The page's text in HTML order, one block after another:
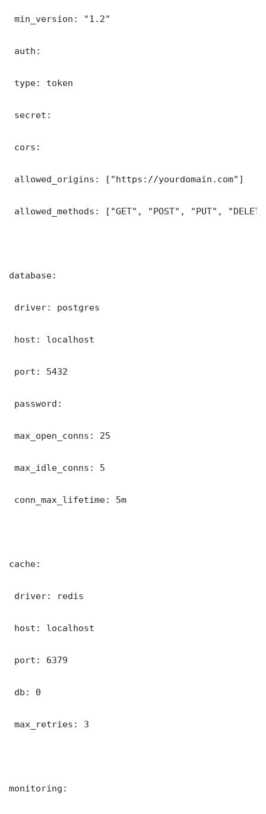
min_version: "1.2"
auth:
type: token
secret:
cors:
allowed_origins: ["https://yourdomain.com"]
allowed_methods: ["GET", "POST", "PUT",
database:
driver: postgres
host: localhost
port: 5432
password:
max_open_conns: 25
max_idle_conns: 5
conn_max_lifetime: 5m
cache:
driver: redis
host: localhost
port: 6379
db: 0
max_retries: 3
monitoring: